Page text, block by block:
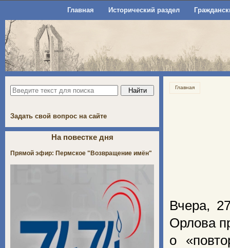
Главная Исторический раздел
Главная
Вчера,
Орлова
о
Задать свой вопрос на сайте
На повестке дня
Прямой эфир: Пермское "Возвращение имён"